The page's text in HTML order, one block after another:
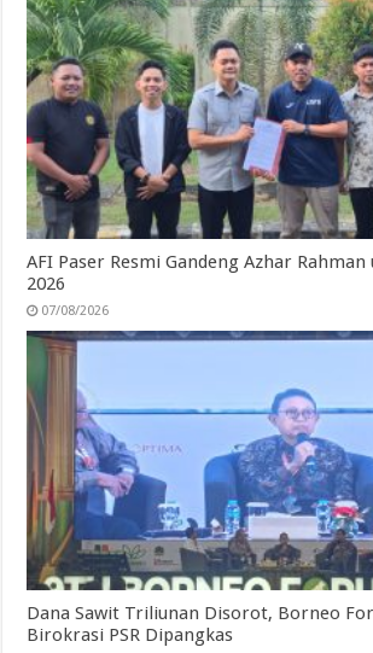
AFI Paser Resmi Gandeng Azhar
2026
07/08/2026
Dana Sawit Triliunan Disorot, Borneo
Birokrasi PSR Dipangkas